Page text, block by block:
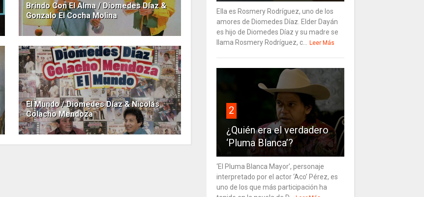
Brindo Con El Alma / Diomedes Díaz &
Gonzalo El Cocha Molina
El Mundo / Diomedes Díaz & Nicolás
Colacho Mendoza
Ella es Rosmery Rodríguez, uno de los
amores de Diomedes Díaz. Elder Dayán
es hijo de Diomedes Díaz y su madre se
llama Rosmery Rodríguez, c... Leer Más
2
¿Quién era el verdadero
‘Pluma Blanca’?
‘El Pluma Blanca Mayor’, personaje
interpretado por el actor ‘Aco’ Pérez, es
uno de los que más participación ha